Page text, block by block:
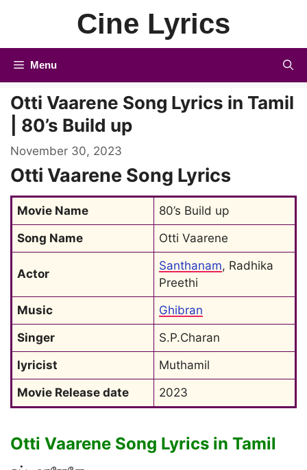
Cine Lyrics
Menu
Otti Vaarene Song Lyrics in Tamil
| 80’s Build up
November 30, 2023
Otti Vaarene Song Lyrics
Movie Name
80’s Build up
Song Name
Otti Vaarene
Actor
Santhanam, Radhika
Preethi
Music
Ghibran
Singer
S.P.Charan
lyricist
Muthamil
Movie Release date
2023
Otti Vaarene Song Lyrics in Tamil